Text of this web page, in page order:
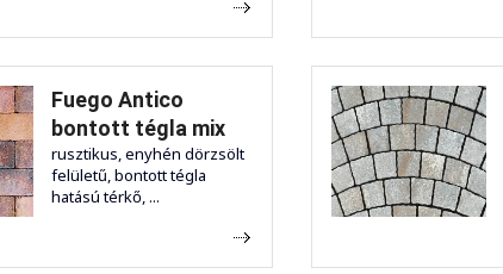
Fuego Antico
bontott tégla mix
rusztikus, enyhén dörzsölt
felületű, bontott tégla
hatású térkő, ...